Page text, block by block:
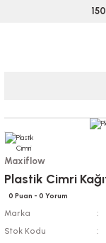
Maxiflow
Plastik Cimri
0 Puan - 0 Yorum
Marka
Stok Kodu